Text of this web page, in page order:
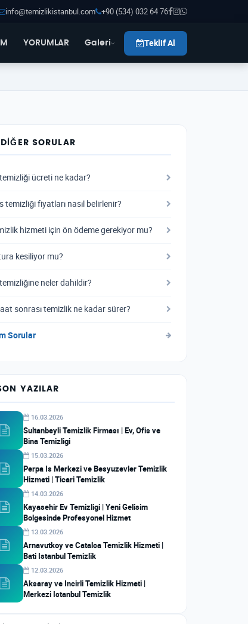
info@temizlikistanbul.com +90 (534) 032 64 76
YORUMLAR Galeri Teklif Al
DIĞER SORULAR
ücreti ne kadar?
temizliği fiyatları nasıl belirlenir?
hizmeti için ön ödeme gerekiyor mu?
kesiliyor mu?
neler dahildir?
sonrası temizlik ne kadar sürer?
Sorular
YAZILAR
16.03.2026
Sultanbeyli Temizlik Firması | Ev, Ofis ve
Bina Temizligi
15.03.2026
Perpa Is Merkezi ve Besyuzevler Temizlik
Hizmeti | Ticari Temizlik
14.03.2026
Kayasehir Ev Temizligi | Yeni Gelisim
Bolgesinde Profesyonel Hizmet
13.03.2026
Arnavutkoy ve Catalca Temizlik Hizmeti |
Bati Istanbul Temizlik
12.03.2026
Aksaray ve Incirli Temizlik Hizmeti |
Merkezi Istanbul Temizlik